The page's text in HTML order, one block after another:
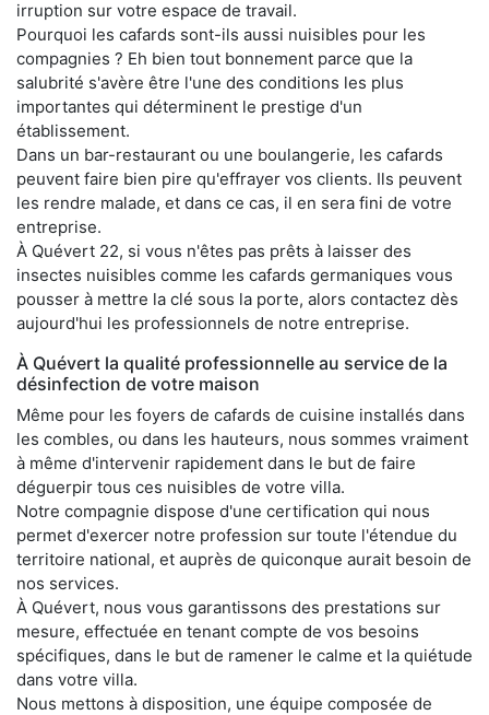
irruption sur votre espace de travail.
Pourquoi les cafards sont-ils aussi nuisibles pour les
compagnies ? Eh bien tout bonnement parce que la
salubrité s'avère être l'une des conditions les plus
importantes qui déterminent le prestige d'un
établissement.
Dans un bar-restaurant ou une boulangerie, les cafards
peuvent faire bien pire qu'effrayer vos clients. Ils peuvent
les rendre malade, et dans ce cas, il en sera fini de votre
entreprise.
À Quévert 22, si vous n'êtes pas prêts à laisser des
insectes nuisibles comme les cafards germaniques vous
pousser à mettre la clé sous la porte, alors contactez dès
aujourd'hui les professionnels de notre entreprise.
À Quévert la qualité professionnelle au service de la
désinfection de votre maison
Même pour les foyers de cafards de cuisine installés dans
les combles, ou dans les hauteurs, nous sommes vraiment
à même d'intervenir rapidement dans le but de faire
déguerpir tous ces nuisibles de votre villa.
Notre compagnie dispose d'une certification qui nous
permet d'exercer notre profession sur toute l'étendue du
territoire national, et auprès de quiconque aurait besoin de
nos services.
À Quévert, nous vous garantissons des prestations sur
mesure, effectuée en tenant compte de vos besoins
spécifiques, dans le but de ramener le calme et la quiétude
dans votre villa.
Nous mettons à disposition, une équipe composée de